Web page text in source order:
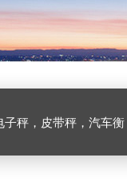
子秤，皮带秤，汽车